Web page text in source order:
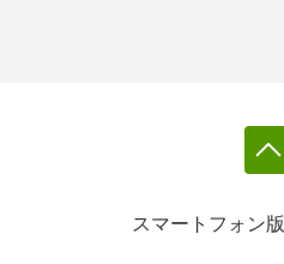
スマートフォン版